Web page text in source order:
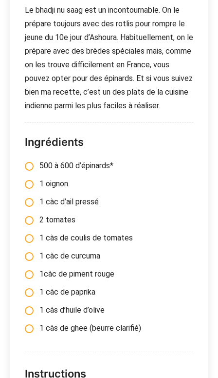
Le bhadji nu saag est un incontournable. On le
prépare toujours avec des rotlis pour rompre le
jeune du 10e jour d’Ashoura. Habituellement, on le
prépare avec des brèdes spéciales mais, comme
on les trouve difficilement en France, vous
pouvez opter pour des épinards. Et si vous suivez
bien ma recette, c’est un des plats de la cuisine
indienne parmi les plus faciles à réaliser.
Ingrédients
500 à 600 d’épinards*
1 oignon
1 càc d’ail pressé
2 tomates
1 càs de coulis de tomates
1 càc de curcuma
1càc de piment rouge
1 càc de paprika
1 càs d’huile d’olive
1 càs de ghee (beurre clarifié)
Instructions